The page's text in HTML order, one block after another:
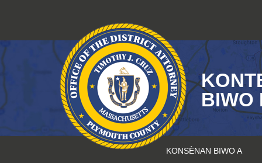
BIWO
KONSÈNAN BIWO A